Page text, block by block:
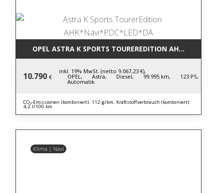
OPEL ASTRA K SPORTS TOUREREDITION
10.790 €
inkl. 19% MwSt. (netto 9.067,23 €),
OPEL, Astra, Diesel, 99.995 km, 123 PS,
Automatik
CO₂-Emissionen (kombiniert): 112 g/km, Kraftstoffverbrauch (kombiniert):
4,2 l/100 km
Klima | Navi